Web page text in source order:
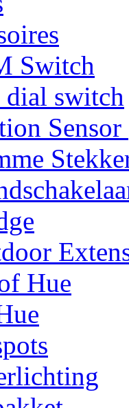
Switch
dial switch
Sensor
Hue